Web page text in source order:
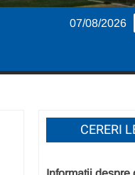
07/08/2026
CERERI